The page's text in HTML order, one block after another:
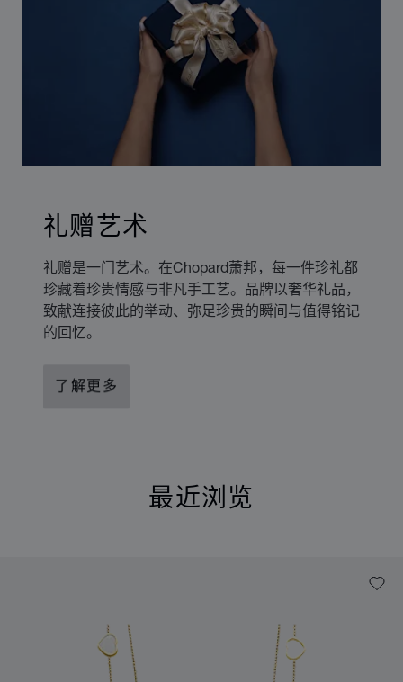
礼赠艺术
礼赠是一门艺术。在Chopard萧邦，每一件珍礼都
珍藏着珍贵情感与非凡手工艺。品牌以奢华礼品，
致献连接彼此的举动、弥足珍贵的瞬间与值得铭记
的回忆。
了解更多
最近浏览